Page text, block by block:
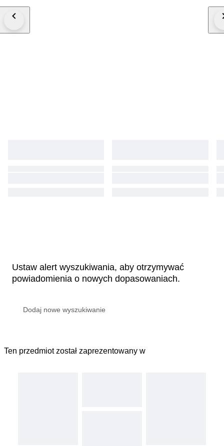
Ustaw alert wyszukiwania, aby otrzymywać
powiadomienia o nowych dopasowaniach.
Ten przedmiot został zaprezentowany w